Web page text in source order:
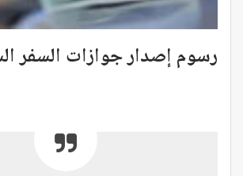
رسوم إصدار جوازات السفر